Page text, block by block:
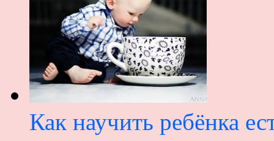
Как научить ребёнка